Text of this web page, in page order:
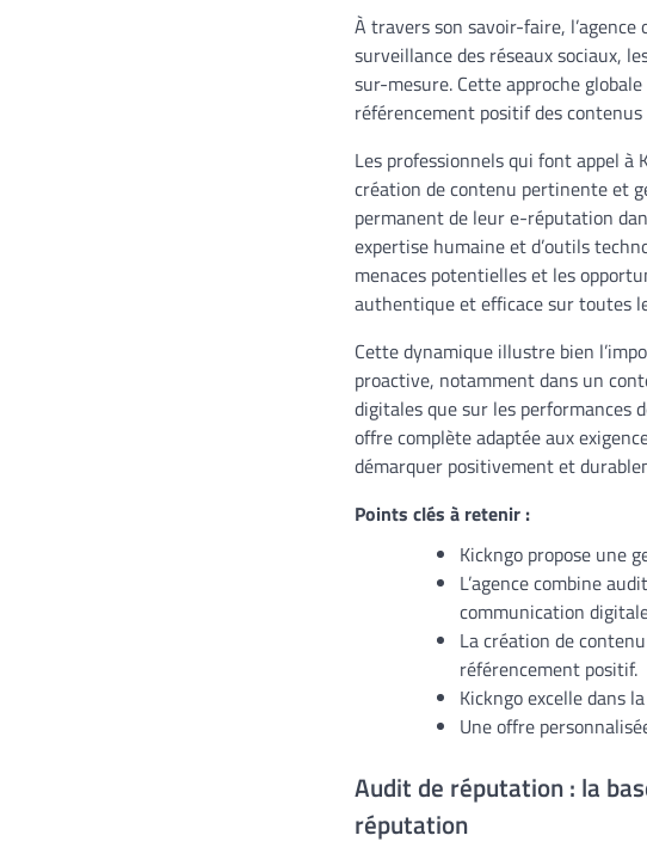
À travers son savoir-faire,
surveillance des réseaux sociaux,
sur-mesure. Cette approche
référencement positif des
Les professionnels qui font appel
création de contenu pertinente et
permanent de leur e-réputation
expertise humaine et d’outils
menaces potentielles et les
authentique et efficace sur toutes
Cette dynamique illustre bien
proactive, notamment dans un
digitales que sur les performances
offre complète adaptée aux
démarquer positivement et
Points clés à retenir :
Kickngo propose une
L’agence combine
communication
La création de
référencement positif.
Kickngo excelle dans
Une offre
Audit de réputation : la
réputation